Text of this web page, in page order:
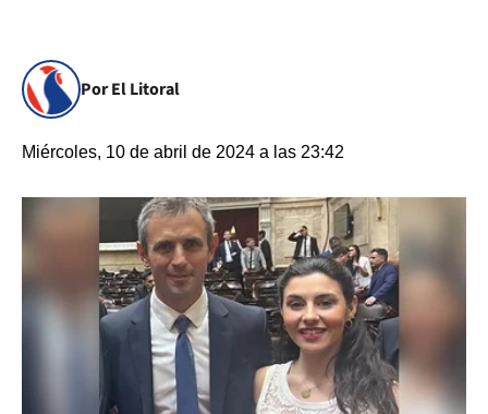
Por El Litoral
Miércoles, 10 de abril de 2024 a las 23:42